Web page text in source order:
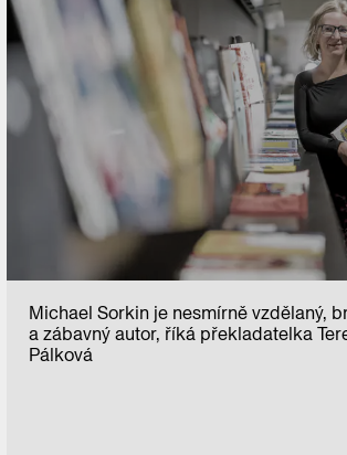
Michael Sorkin je nesmírně vzdělaný,
a zábavný autor, říká překladatelka
Pálková